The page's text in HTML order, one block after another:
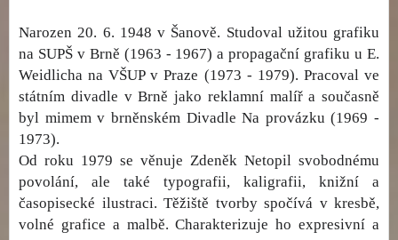
Narozen 20. 6. 1948 v Šanově. Studoval užitou grafiku
na SUPŠ v Brně (1963 - 1967) a propagační grafiku u E.
Weidlicha na VŠUP v Praze (1973 - 1979). Pracoval ve
státním divadle v Brně jako reklamní malíř a současně
byl mimem v brněnském Divadle Na provázku (1969 -
1973).
Od roku 1979 se věnuje Zdeněk Netopil svobodnému
povolání, ale také typografii, kaligrafii, knižní a
časopisecké ilustraci. Těžiště tvorby spočívá v kresbě,
volné grafice a malbě. Charakterizuje ho expresivní a